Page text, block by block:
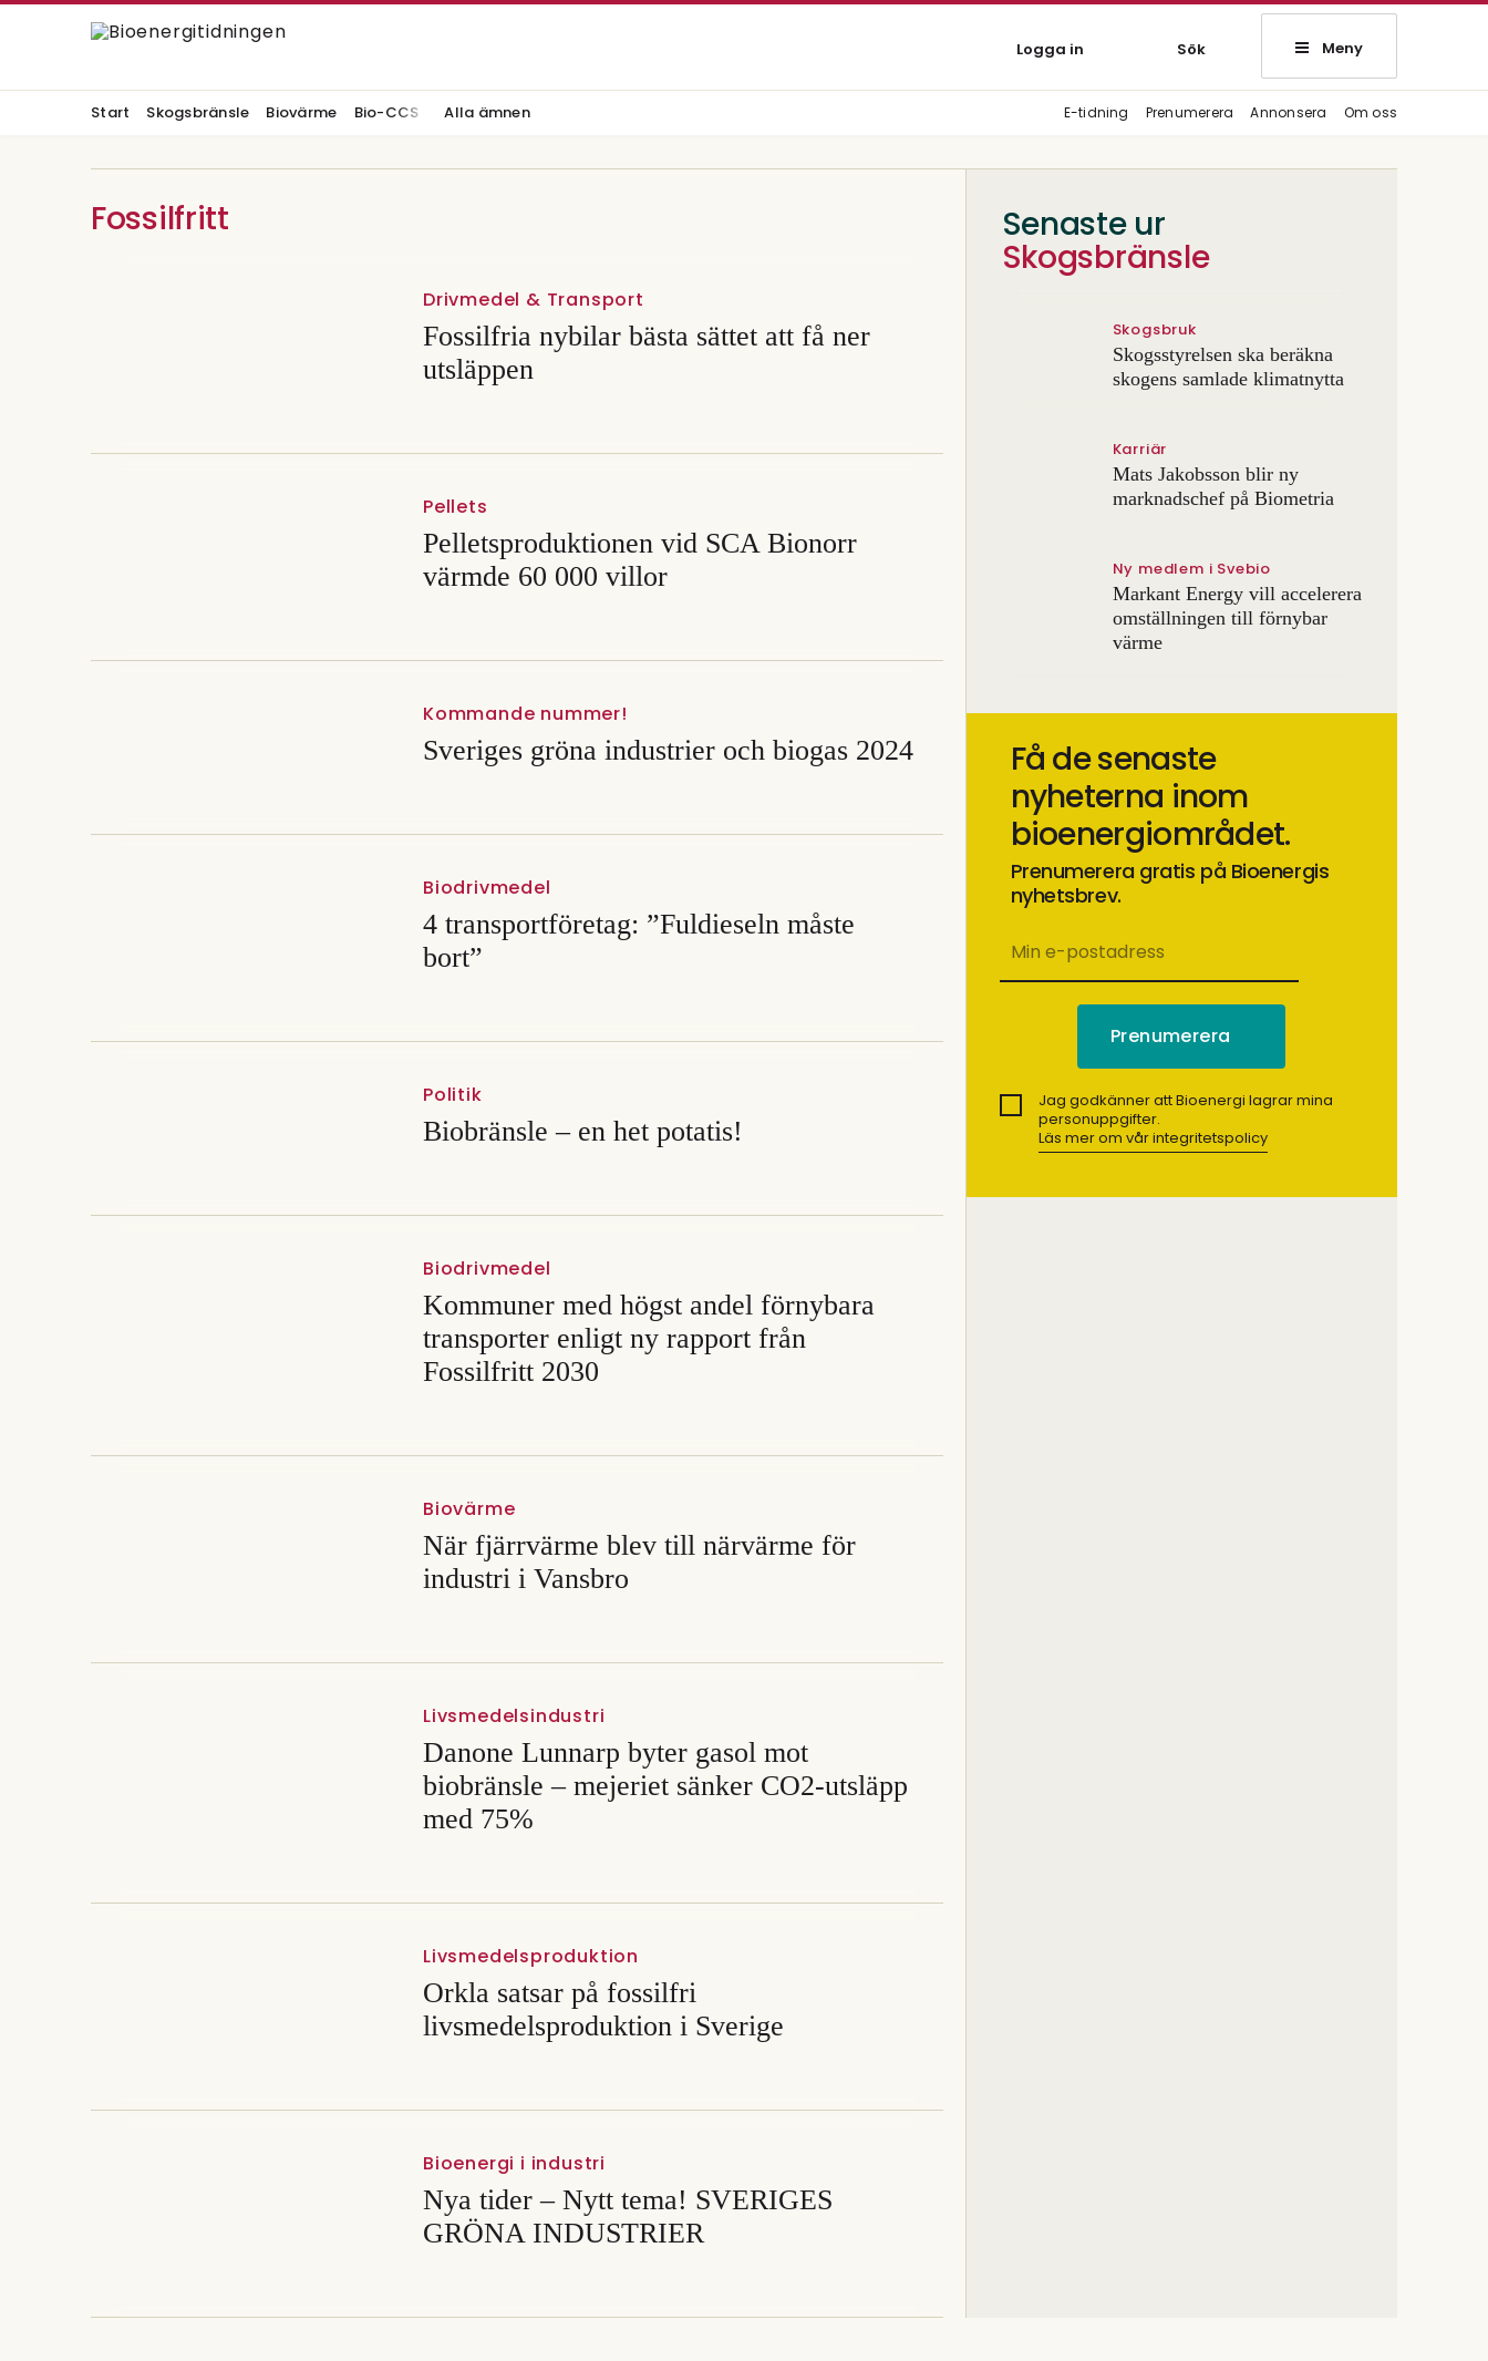
Logga in Sök Meny
Start Skogsbränsle Biovärme Bio-CCS Alla ämnen E-tidning Prenumerera Annonsera Om oss
Fossilfritt
Drivmedel & Transport
Fossilfria nybilar bästa sättet att få ner
utsläppen
Pellets
Pelletsproduktionen vid SCA Bionorr
värmde 60 000 villor
Kommande nummer!
Sveriges gröna industrier och biogas 2024
Biodrivmedel
4 transportföretag: ”Fuldieseln måste
bort”
Politik
Biobränsle – en het potatis!
Biodrivmedel
Kommuner med högst andel förnybara
transporter enligt ny rapport från
Fossilfritt 2030
Biovärme
När fjärrvärme blev till närvärme för
industri i Vansbro
Livsmedelsindustri
Danone Lunnarp byter gasol mot
biobränsle – mejeriet sänker CO2-utsläpp
med 75%
Livsmedelsproduktion
Orkla satsar på fossilfri
livsmedelsproduktion i Sverige
Bioenergi i industri
Nya tider – Nytt tema! SVERIGES
GRÖNA INDUSTRIER
Senaste ur
Skogsbränsle
Skogsbruk
Skogsstyrelsen ska beräkna
skogens samlade klimatnytta
Karriär
Mats Jakobsson blir ny
marknadschef på Biometria
Ny medlem i Svebio
Markant Energy vill accelerera
omställningen till förnybar
värme
Få de senaste
nyheterna inom
bioenergiområdet.
Prenumerera gratis på Bioenergis
nyhetsbrev.
Jag godkänner att Bioenergi lagrar mina
personuppgifter.
Läs mer om vår integritetspolicy